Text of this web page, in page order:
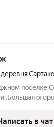
деревня
поселке
.Большая
в чат